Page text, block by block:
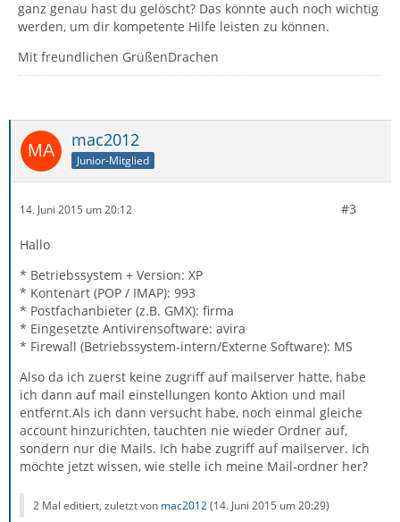
ganz genau hast du gelöscht? Das könnte auch noch wichtig
werden, um dir kompetente Hilfe leisten zu können.
Mit freundlichen GrüßenDrachen
mac2012
Junior-Mitglied
14. Juni 2015 um 20:12 #3
Hallo
* Betriebssystem + Version: XP
* Kontenart (POP / IMAP): 993
* Postfachanbieter (z.B. GMX): firma
* Eingesetzte Antivirensoftware: avira
* Firewall (Betriebssystem-intern/Externe Software): MS
Also da ich zuerst keine zugriff auf mailserver hatte, habe
ich dann auf mail einstellungen konto Aktion und mail
entfernt.Als ich dann versucht habe, noch einmal gleiche
account hinzurichten, tauchten nie wieder Ordner auf,
sondern nur die Mails. Ich habe zugriff auf mailserver. Ich
möchte jetzt wissen, wie stelle ich meine Mail-ordner her?
2 Mal editiert, zuletzt von mac2012(14. Juni 2015 um 20:29)